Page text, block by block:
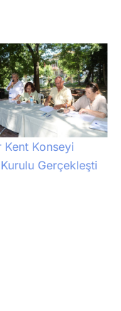
Kent Konseyi
Gerçekleşti